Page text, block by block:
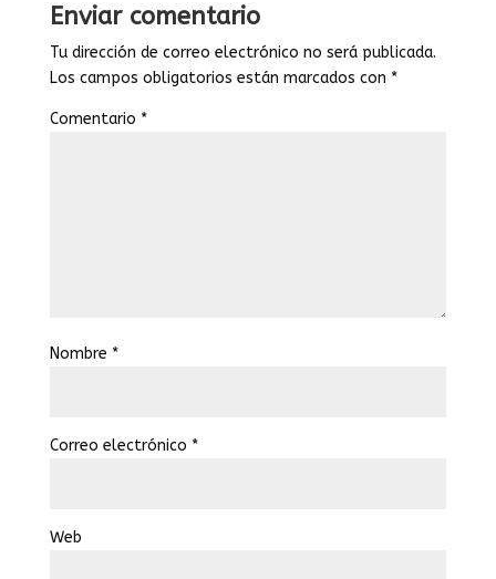
Enviar comentario
Tu dirección de correo electrónico no será publicada.
Los campos obligatorios están marcados con *
Comentario *
Nombre *
Correo electrónico *
Web